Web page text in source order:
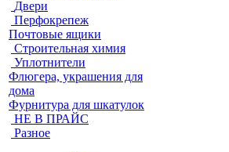
Двери
Перфокрепеж
Почтовые ящики
Строительная химия
Уплотнители
Флюгера, украшения для
дома
Фурнитура для шкатулок
НЕ В ПРАЙС
Разное